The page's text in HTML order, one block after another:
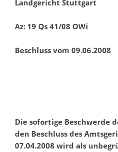
Landgericht Stuttgart
Az: 19 Qs 41/08 OWi
Beschluss vom 09.06.2008
Die sofortige Beschwerde
den Beschluss des
07.04.2008 wird als